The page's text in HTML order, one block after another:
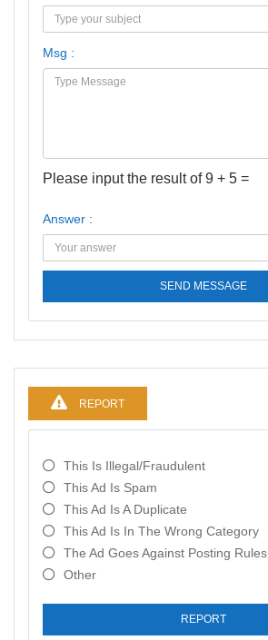
Msg :
Please input the result of 9 + 5 =
Answer :
SEND MESSAGE
REPORT
This Is Illegal/fraudulent
This Ad Is Spam
This Ad Is A Duplicate
This Ad Is In The Wrong Category
The Ad Goes Against Posting Rules
Other
REPORT